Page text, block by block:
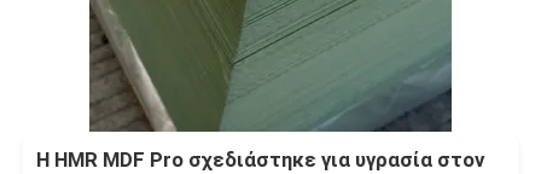
Η HMR MDF Pro σχεδιάστηκε για υγρασία στον